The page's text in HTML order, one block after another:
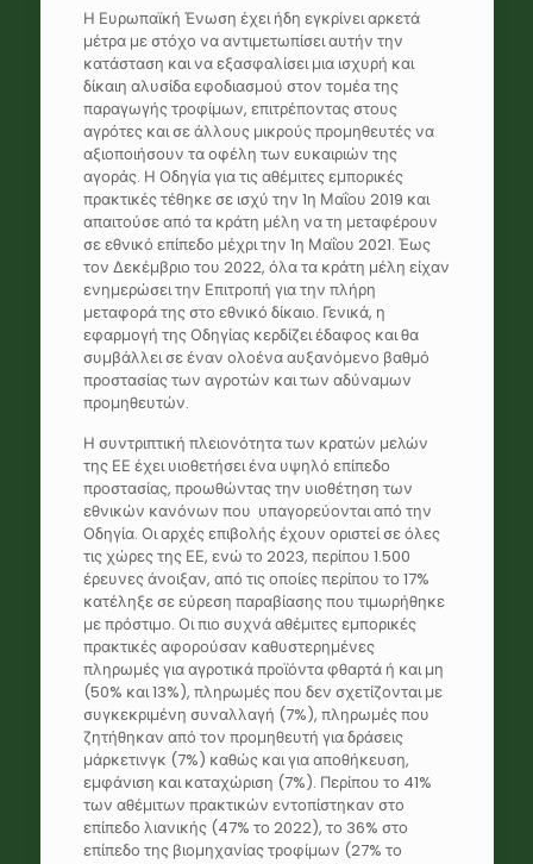
Η Ευρωπαϊκή Ένωση έχει ήδη εγκρίνει αρκετά
μέτρα με στόχο να αντιμετωπίσει αυτήν την
κατάσταση και να εξασφαλίσει μια ισχυρή και
δίκαιη αλυσίδα εφοδιασμού στον τομέα της
παραγωγής τροφίμων, επιτρέποντας στους
αγρότες και σε άλλους μικρούς προμηθευτές να
αξιοποιήσουν τα οφέλη των ευκαιριών της
αγοράς. Η Οδηγία για τις αθέμιτες εμπορικές
πρακτικές τέθηκε σε ισχύ την 1η Μαΐου 2019 και
απαιτούσε από τα κράτη μέλη να τη μεταφέρουν
σε εθνικό επίπεδο μέχρι την 1η Μαΐου 2021. Έως
τον Δεκέμβριο του 2022, όλα τα κράτη μέλη είχαν
ενημερώσει την Επιτροπή για την πλήρη
μεταφορά της στο εθνικό δίκαιο. Γενικά, η
εφαρμογή της Οδηγίας κερδίζει έδαφος και θα
συμβάλλει σε έναν ολοένα αυξανόμενο βαθμό
προστασίας των αγροτών και των αδύναμων
προμηθευτών.
Η συντριπτική πλειονότητα των κρατών μελών
της ΕΕ έχει υιοθετήσει ένα υψηλό επίπεδο
προστασίας, προωθώντας την υιοθέτηση των
εθνικών κανόνων που υπαγορεύονται από την
Οδηγία. Οι αρχές επιβολής έχουν οριστεί σε όλες
τις χώρες της ΕΕ, ενώ το 2023, περίπου 1.500
έρευνες άνοιξαν, από τις οποίες περίπου το 17%
κατέληξε σε εύρεση παραβίασης που τιμωρήθηκε
με πρόστιμο. Οι πιο συχνά αθέμιτες εμπορικές
πρακτικές αφορούσαν καθυστερημένες
πληρωμές για αγροτικά προϊόντα φθαρτά ή και μη
(50% και 13%), πληρωμές που δεν σχετίζονται με
συγκεκριμένη συναλλαγή (7%), πληρωμές που
ζητήθηκαν από τον προμηθευτή για δράσεις
μάρκετινγκ (7%) καθώς και για αποθήκευση,
εμφάνιση και καταχώριση (7%). Περίπου το 41%
των αθέμιτων πρακτικών εντοπίστηκαν στο
επίπεδο λιανικής (47% το 2022), το 36% στο
επίπεδο της βιομηχανίας τροφίμων (27% το